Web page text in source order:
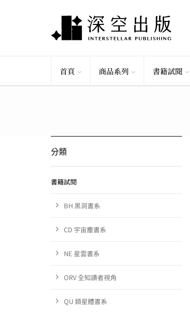
首頁 商品系列 書籍試閱
分類
書籍試閱
BH 黑洞書系
CD 宇宙塵書系
NE 星雲書系
ORV 全知讀者視角
QU 類星體書系